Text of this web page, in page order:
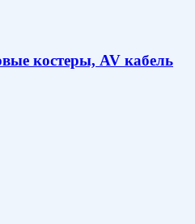
костеры, AV кабель